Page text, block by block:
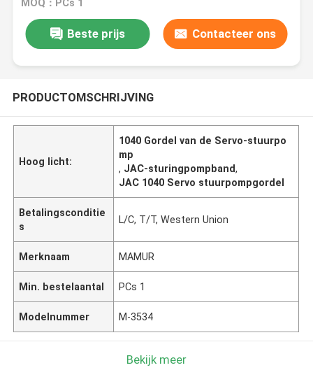
MOQ：PCs 1
Beste prijs Contacteer ons
PRODUCTOMSCHRIJVING
Hoog licht:
1040 Gordel van de Servo-stuurpo
mp
, JAC-sturingpompband,
JAC 1040 Servo stuurpompgordel
Betalingsconditie
s
L/C, T/T, Western Union
Merknaam MAMUR
Min. bestelaantal PCs 1
Modelnummer M-3534
Bekijk meer